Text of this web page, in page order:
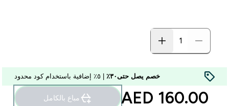
خصم يصل حتى٣٠٪
160.00 AED‎ مباع بالكامل